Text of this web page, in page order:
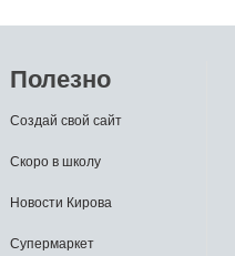
Полезно
Создай свой сайт
Скоро в школу
Новости Кирова
Супермаркет